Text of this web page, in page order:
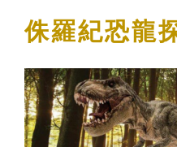
侏羅紀恐龍